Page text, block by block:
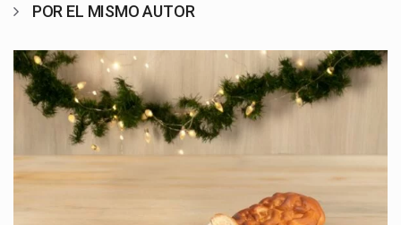
POR EL MISMO AUTOR